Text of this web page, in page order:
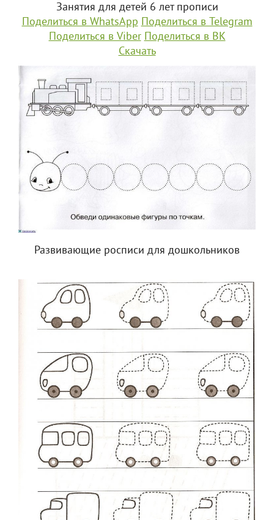
Занятия для детей 6 лет прописи
Поделиться в WhatsApp Поделиться в Telegram
Поделиться в Viber Поделиться в ВК
Скачать
Развивающие росписи для дошкольников